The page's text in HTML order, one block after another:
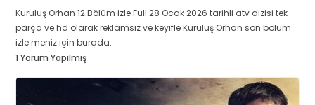
Kuruluş Orhan 12.Bölüm izle Full 28 Ocak 2026 tarihli atv dizisi tek
parça ve hd olarak reklamsız ve keyifle Kuruluş Orhan son bölüm
izle meniz için burada.
1 Yorum Yapılmış